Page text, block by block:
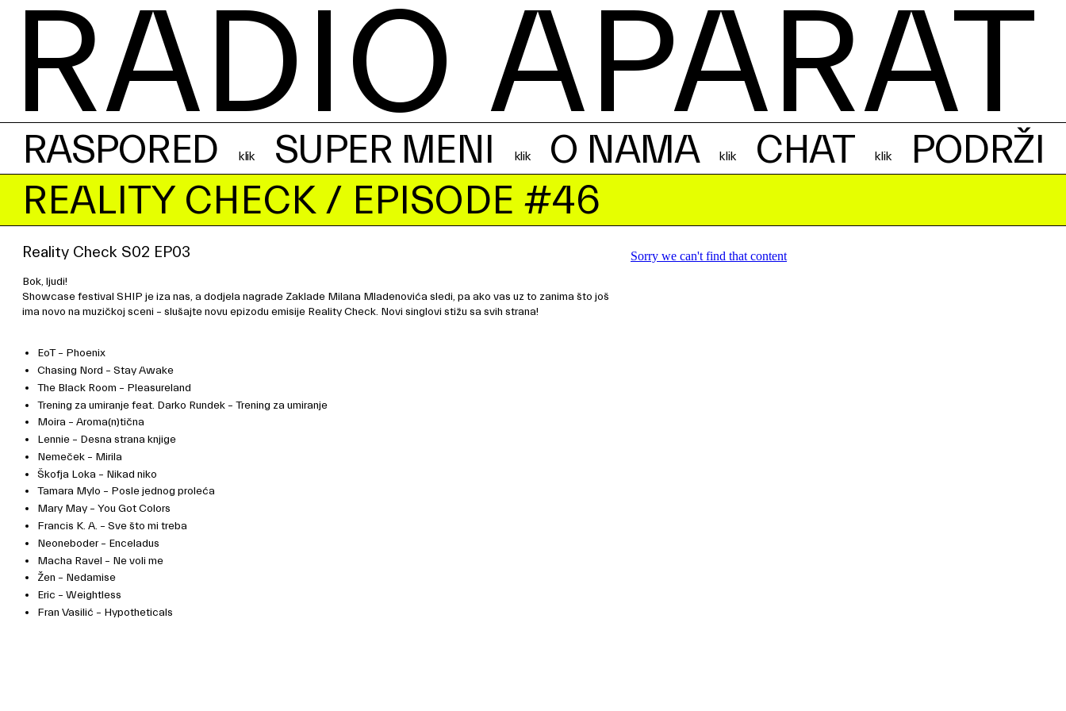
RADIO APARAT
RASPORED SUPER MENI O NAMA CHAT
PODRŽI
REALITY CHECK/ EPISODE #46
Reality Check S02 EP03
Bok, ljudi!
Showcase festival SHIP je iza nas, a dodjela nagrade Zaklade Milana Mladenovića sledi, pa ako vas uz to zanima što još
ima novo na muzičkoj sceni – slušajte novu epizodu emisije Reality Check. Novi singlovi stižu sa svih strana!
EoT – Phoenix
Chasing Nord – Stay Awake
The Black Room – Pleasureland
Trening za umiranje feat. Darko Rundek – Trening za umiranje
Moira – Aroma(n)tična
Lennie – Desna strana knjige
Nemeček – Mirila
Škofja Loka – Nikad niko
Tamara Mylo – Posle jednog proleća
Mary May – You Got Colors
Francis K. A. – Sve što mi treba
Neoneboder – Enceladus
Macha Ravel – Ne voli me
Žen – Nedamise
Eric – Weightless
Fran Vasilić – Hypotheticals